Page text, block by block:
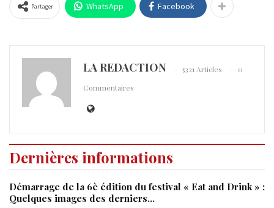
Partager WhatsApp Facebook
LA REDACTION 5321 Articles
0
Commentaires
Dernières informations
Démarrage de la 6è édition du festival « Eat and Drink » :
Quelques images des derniers…